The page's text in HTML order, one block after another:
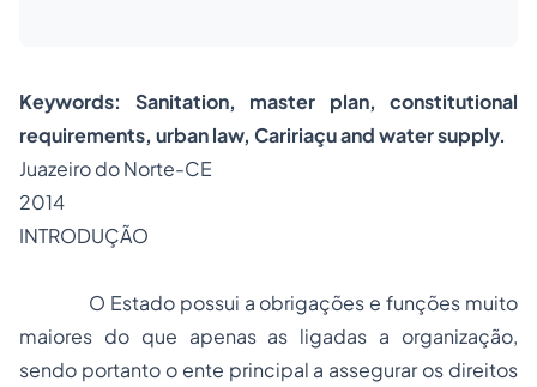
Keywords: Sanitation, master plan, constitutional
requirements, urban law, Caririaçu and water supply.
Juazeiro do Norte-CE
2014
INTRODUÇÃO
O Estado possui a obrigações e funções muito
maiores do que apenas as ligadas a organização,
sendo portanto o ente principal a assegurar os direitos